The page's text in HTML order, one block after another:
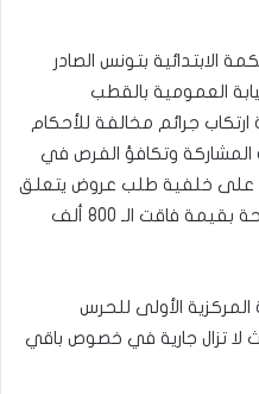
الابتدائية بتونس الصادر
أكتوبر، أن النيابة العمومية بالقطب
جرائم مخالفة للأحكام
المشاركة وتكافؤ الفرص في
على خلفية طلب عروض يتعلق
بمعدات إعلامية لفائدة وزارة الفلاحة بقيمة فاقت الـ 800 ألف
الأولى للحرس
لا تزال جارية في خصوص باقي